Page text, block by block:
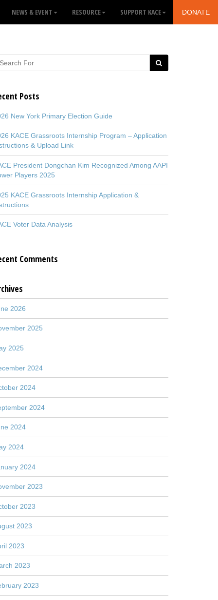
NEWS & EVENT RESOURCE SUPPORT KACE DONATE
Posts
New York Primary Election Guide
KACE Grassroots Internship Program – Application
& Upload Link
President Dongchan Kim Recognized Among AAPI
Players 2025
KACE Grassroots Internship Application &
Voter Data Analysis
Comments
2026
2025
2025
2024
2024
2024
2024
2024
2024
2023
2023
2023
2023
2023
2023